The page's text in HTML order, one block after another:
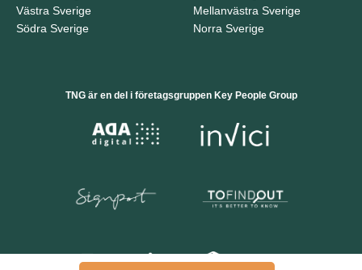
Västra Sverige
Södra Sverige
Mellanvästra Sverige
Norra Sverige
TNG är en del i företagsgruppen Key People Group